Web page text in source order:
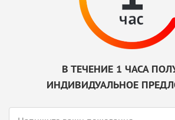
В ТЕЧЕНИЕ 1 ЧАСА
ИНДИВИДУАЛЬНОЕ